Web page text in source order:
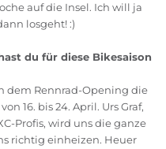
auf die Insel. Ich will ja
losgeht! :)
du für diese Bikesaison
dem Rennrad-Opening die
16. bis 24. April. Urs Graf,
Profis, wird uns die ganze
richtig einheizen. Heuer